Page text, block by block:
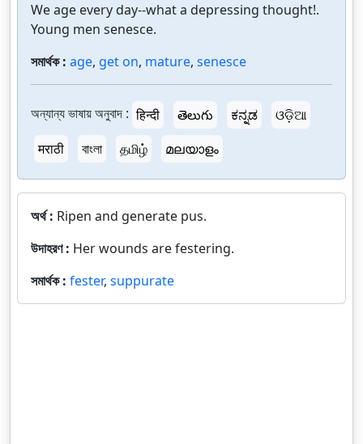
We age every day--what a depressing thought!.
Young men senesce.
সমার্থক : age, get on, mature, senesce
অন্যান্য ভাষায় অনুবাদ : हिन्दी తెలుగు ಕನ್ನಡ
ଓଡ଼ିଆ
मराठी
বাংলা தமிழ் മലയാളം
অর্থ : Ripen and generate pus.
উদাহরণ : Her wounds are festering.
সমার্থক : fester, suppurate